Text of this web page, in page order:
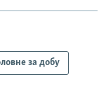
за добу